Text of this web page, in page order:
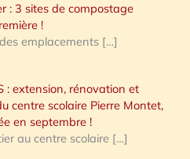
: 3 sites de compostage
!
emplacements […]
: extension, rénovation et
centre scolaire Pierre Montet,
en septembre !
au centre scolaire […]